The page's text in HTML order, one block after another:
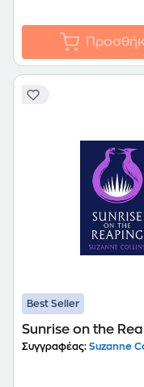
Best Seller
Sunrise on the
Συγγραφέας: Suzanne